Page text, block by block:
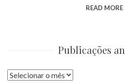
READ MORE
Publicações
Publicações